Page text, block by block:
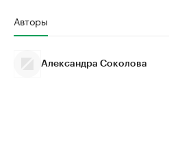
Авторы
Александра Соколова